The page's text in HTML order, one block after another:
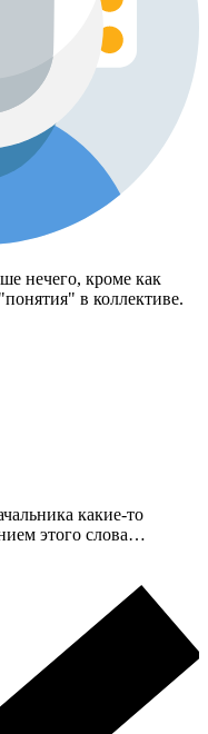
нечего, кроме как
в коллективе.
какие-то
этого слова…